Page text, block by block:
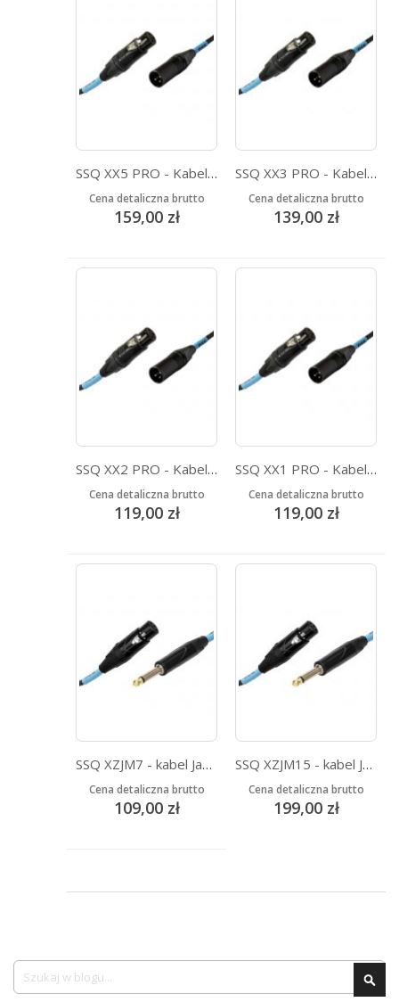
SSQ XX5 PRO - Kabel XLR-XLR 5 metrowy - NEUTRIK
Cena detaliczna brutto
159,00 zł
SSQ XX3 PRO - Kabel XLR-XLR 3 metrowy - NEUTRIK
Cena detaliczna brutto
139,00 zł
SSQ XX2 PRO - Kabel XLR-XLR 2 metrowy - NEUTRIK
Cena detaliczna brutto
119,00 zł
SSQ XX1 PRO - Kabel XLR-XLR 1 metrowy - NEUTRIK
Cena detaliczna brutto
119,00 zł
SSQ XZJM7 - kabel Jack MONO - XLR Żeński 7 metrowy
Cena detaliczna brutto
109,00 zł
SSQ XZJM15 - kabel Jack MONO - XLR Żeński 15 metrowy
Cena detaliczna brutto
199,00 zł
Szukaj